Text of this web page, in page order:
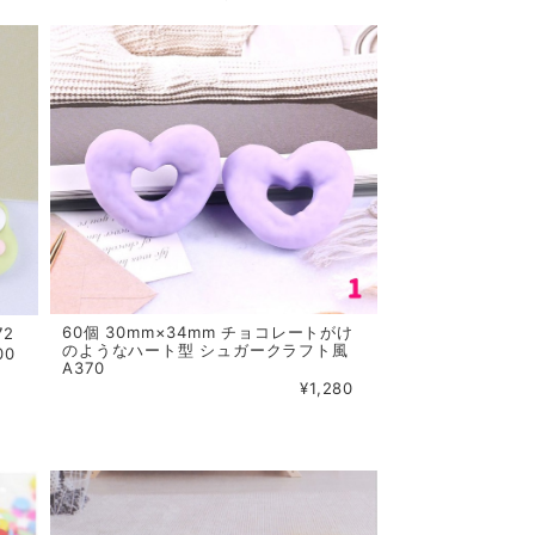
60個 30mm×34mm チョコレートがけ
のようなハート型 シュガークラフト風
A370
¥1,280